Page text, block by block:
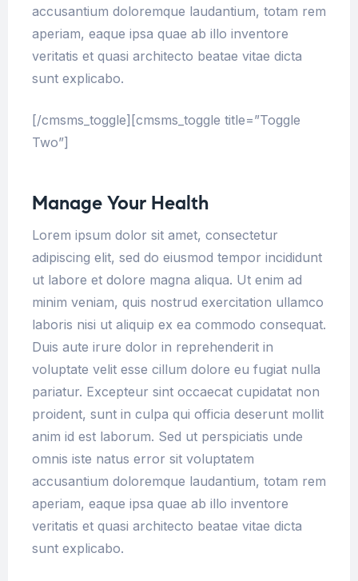
accusantium doloremque laudantium, totam rem
aperiam, eaque ipsa quae ab illo inventore
veritatis et quasi architecto beatae vitae dicta
sunt explicabo.
[/cmsms_toggle][cmsms_toggle title=”Toggle
Two”]
Manage Your Health
Lorem ipsum dolor sit amet, consectetur
adipiscing elit, sed do eiusmod tempor incididunt
ut labore et dolore magna aliqua. Ut enim ad
minim veniam, quis nostrud exercitation ullamco
laboris nisi ut aliquip ex ea commodo consequat.
Duis aute irure dolor in reprehenderit in
voluptate velit esse cillum dolore eu fugiat nulla
pariatur. Excepteur sint occaecat cupidatat non
proident, sunt in culpa qui officia deserunt mollit
anim id est laborum. Sed ut perspiciatis unde
omnis iste natus error sit voluptatem
accusantium doloremque laudantium, totam rem
aperiam, eaque ipsa quae ab illo inventore
veritatis et quasi architecto beatae vitae dicta
sunt explicabo.